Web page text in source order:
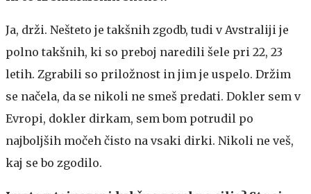
Ja, drži. Nešteto je takšnih zgodb, tudi v Avstraliji je
polno takšnih, ki so preboj naredili šele pri 22, 23
letih. Zgrabili so priložnost in jim je uspelo. Držim
se načela, da se nikoli ne smeš predati. Dokler sem v
Evropi, dokler dirkam, sem bom potrudil po
najboljših močeh čisto na vsaki dirki. Nikoli ne veš,
kaj se bo zgodilo.